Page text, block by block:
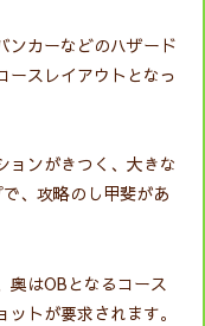
ンカーなどのハザード
ースレイアウトとなっ
ョンがきつく、大きな
、攻略のし甲斐があ
奥はOBとなるコース
トが要求されます。